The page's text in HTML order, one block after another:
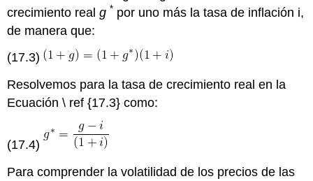
crecimiento realg * por uno más la tasa de inflación i,
de manera que:
(17.3)
Resolvemos para la tasa de crecimiento real en la
Ecuación \ ref {17.3} como:
(17.4)
Para comprender la volatilidad de los precios de las